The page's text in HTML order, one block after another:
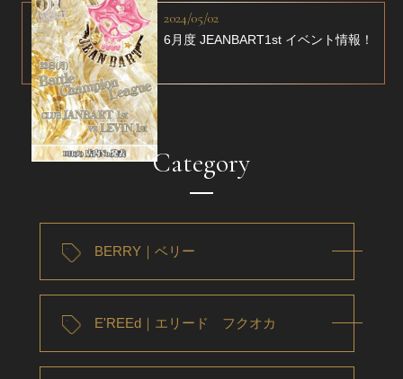
2024/05/02
6月度 JEANBART1st イベント情報！
Category
BERRY｜ベリー
E'REEd｜エリード フクオカ